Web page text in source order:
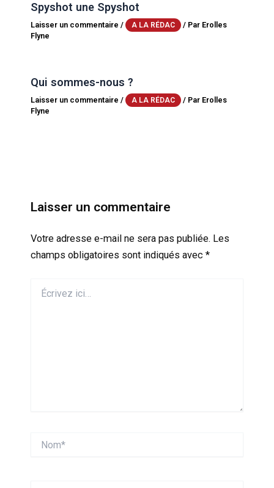
Spyshot une Spyshot
Laisser un commentaire / A LA RÉDAC / Par Erolles
Flyne
Qui sommes-nous ?
Laisser un commentaire / A LA RÉDAC / Par Erolles
Flyne
Laisser un commentaire
Votre adresse e-mail ne sera pas publiée. Les
champs obligatoires sont indiqués avec *
ici…